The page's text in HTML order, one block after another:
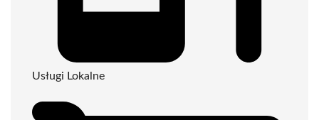
Usługi Lokalne